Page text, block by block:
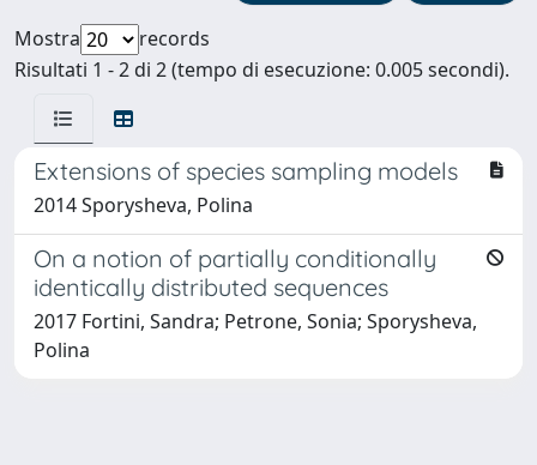
Mostra
records
Risultati 1 - 2 di 2 (tempo di esecuzione: 0.005 secondi).
Extensions of species sampling models
2014 Sporysheva, Polina
On a notion of partially conditionally
identically distributed sequences
2017 Fortini, Sandra; Petrone, Sonia; Sporysheva,
Polina